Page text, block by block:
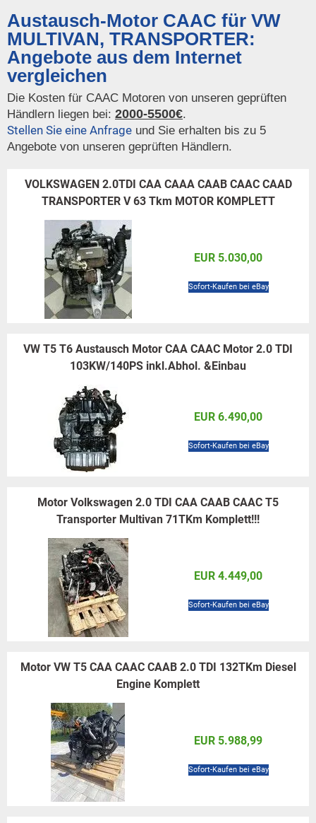
Austausch-Motor CAAC für VW
MULTIVAN, TRANSPORTER:
Angebote aus dem Internet
vergleichen
Die Kosten für CAAC Motoren von unseren geprüften
Händlern liegen bei: 2000-5500€.
Stellen Sie eine Anfrage und Sie erhalten bis zu 5
Angebote von unseren geprüften Händlern.
VOLKSWAGEN 2.0TDI CAA CAAA CAAB CAAC CAAD
TRANSPORTER V 63 Tkm MOTOR KOMPLETT
EUR 5.030,00
Sofort-Kaufen bei eBay
VW T5 T6 Austausch Motor CAA CAAC Motor 2.0 TDI
103KW/140PS inkl.Abhol. &Einbau
EUR 6.490,00
Sofort-Kaufen bei eBay
Motor Volkswagen 2.0 TDI CAA CAAB CAAC T5
Transporter Multivan 71TKm Komplett!!!
EUR 4.449,00
Sofort-Kaufen bei eBay
Motor VW T5 CAA CAAC CAAB 2.0 TDI 132TKm Diesel
Engine Komplett
EUR 5.988,99
Sofort-Kaufen bei eBay